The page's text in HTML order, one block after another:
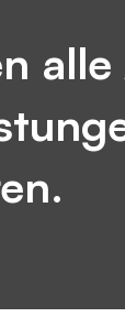
alle